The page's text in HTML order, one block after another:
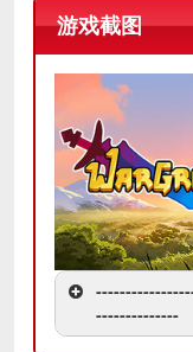
游戏截图
--------------